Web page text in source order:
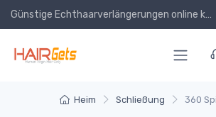
Günstige Echthaarverlängerungen online kaufen!
Heim Schließung 360